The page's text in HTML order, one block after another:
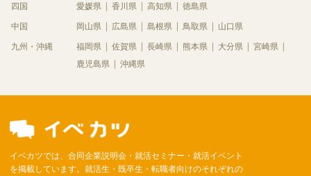
四国 愛媛県 香川県 高知県 徳島県
中国 岡山県 広島県 島根県 鳥取県 山口県
九州・沖縄 福岡県 佐賀県 長崎県 熊本県 大分県
宮崎県
鹿児島県
沖縄県
イベカツでは、合同企業説明会・就活セミナー・就活イベント
を掲載しています。就活生・既卒生・転職者向けのそれぞれの